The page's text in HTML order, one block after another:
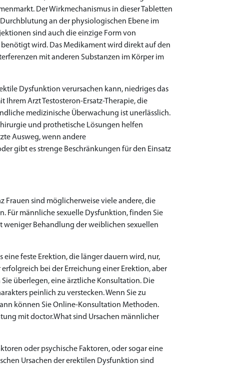
Der Wirkmechanismus in dieser Tabletten
an der physiologischen Ebene im
sind auch die einzige Form von
wird. Das Medikament wird direkt auf den
mit anderen Substanzen im Körper im
Dysfunktion verursachen kann, niedriges das
Ihrem Arzt Testosteron-Ersatz-Therapie, die
medizinische Überwachung ist unerlässlich.
und prothetische Lösungen helfen
Ausweg, wenn andere
gibt es strenge Beschränkungen für den Einsatz
Frauen sind möglicherweise viele andere, die
Für männliche sexuelle Dysfunktion, finden Sie
Behandlung der weiblichen sexuellen
feste Erektion, die länger dauern wird, nur,
bei der Erreichung einer Erektion, aber
überlegen, eine ärztliche Konsultation. Die
peinlich zu verstecken. Wenn Sie zu
können Sie Online-Konsultation Methoden.
mit doctor.What sind Ursachen männlicher
oder psychische Faktoren, oder sogar eine
Ursachen der erektilen Dysfunktion sind